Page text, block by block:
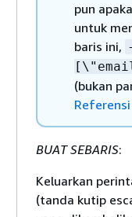
pun
untuk
baris ini,
(bukan
Referensi
BUAT SEBARIS:
Keluarkan
(tanda kutip